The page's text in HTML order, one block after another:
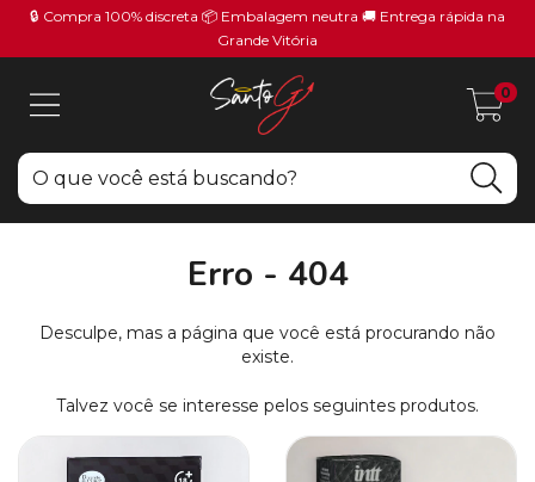
🔒 Compra 100% discreta 📦 Embalagem neutra 🚚 Entrega rápida na
Grande Vitória
0
Erro - 404
Desculpe, mas a página que você está procurando não
existe.
Talvez você se interesse pelos seguintes produtos.